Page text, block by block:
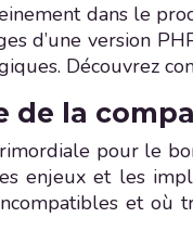
dans le
d’une version
Découvrez
de la
pour le
enjeux et les
et où